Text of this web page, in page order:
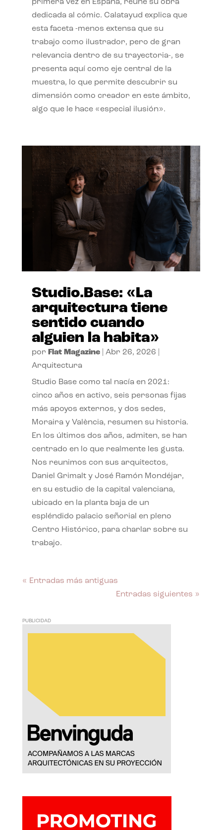
primera vez en España, reúne su obra
dedicada al cómic. Calatayud explica que
esta faceta -menos extensa que su
trabajo como ilustrador, pero de gran
relevancia dentro de su trayectoria-, se
presenta aquí como eje central de la
muestra, lo que permite descubrir su
dimensión como creador en este ámbito,
algo que le hace «especial ilusión».
Studio.Base: «La
arquitectura tiene
sentido cuando
alguien la habita»
por Flat Magazine| Abr 26, 2026
Arquitectura
Studio Base como tal nacía en 2021:
cinco años en activo, seis personas fijas
más apoyos externos, y dos sedes,
Moraira y València, resumen su historia.
En los últimos dos años, admiten, se han
centrado en lo que realmente les gusta.
Nos reunimos con sus arquitectos,
Daniel Grimalt y José Ramón Mondéjar,
en su estudio de la capital valenciana,
ubicado en la planta baja de un
espléndido palacio señorial en pleno
Centro Histórico, para charlar sobre su
trabajo.
« Entradas más antiguas
Entradas siguientes »
PUBLICIDAD